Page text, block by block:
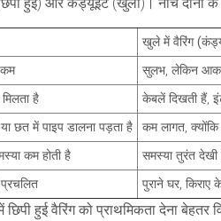
खुले में वैरिंग
कम
सुलभ, लेकिन
है
केबलें दिखती हैं,
छत में पाइप डालना पड़ता है
कम लागत,
कम होती है
समस्या तुरंत
पुराने घर,
छिपी हुई वैरिंग को प्राथमिकता देना